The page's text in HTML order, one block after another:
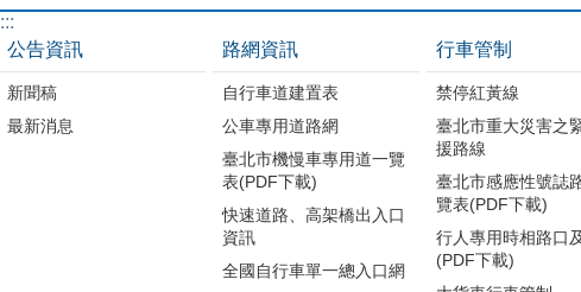
:::
公告資訊
新聞稿
最新消息
路網資訊
自行車道建置表
公車專用道路網
臺北市機慢車專用道一覽
表(PDF下載)
快速道路、高架橋出入口
資訊
全國自行車單一總入口網
行車管制
禁停紅黃線
臺北市重大災害之
援路線
臺北市感應性號誌
覽表(PDF下載)
行人專用時相路口
(PDF下載)